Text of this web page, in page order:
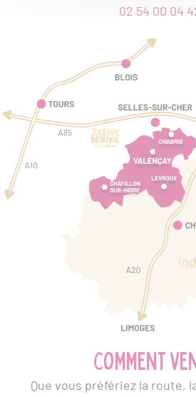
02 54 00 04
Comment
Que vous préfériez la route,